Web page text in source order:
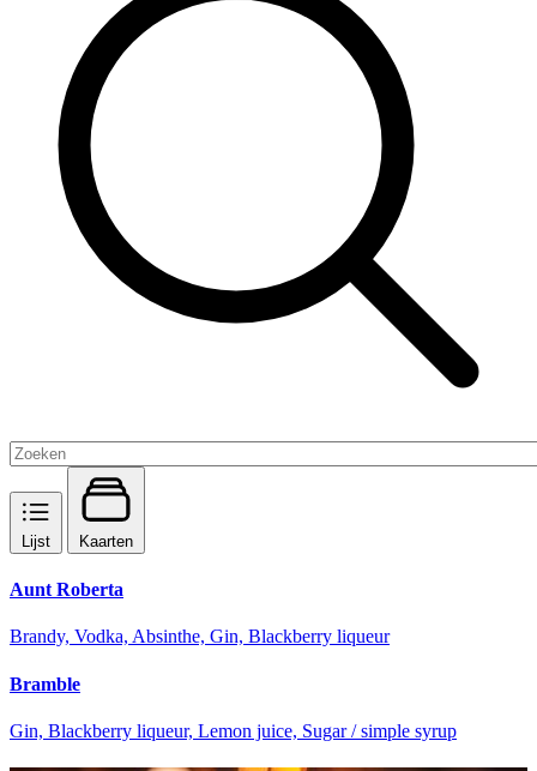
Lijst Kaarten
Aunt Roberta
Brandy, Vodka, Absinthe, Gin, Blackberry liqueur
Bramble
Gin, Blackberry liqueur, Lemon juice, Sugar / simple syrup